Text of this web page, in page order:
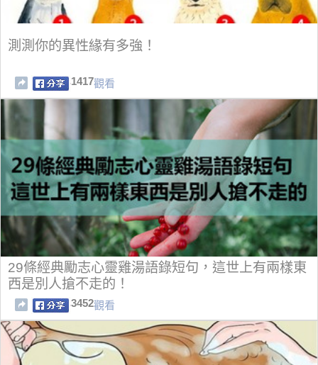
測測你的異性緣有多強！
1417觀看
29條經典勵志心靈雞湯語錄短句，這世上有兩樣東
西是別人搶不走的！
3452觀看